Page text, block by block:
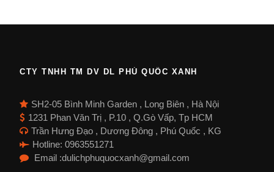
CTY TNHH TM DV DL PHÚ QUỐC XANH
SH2-05 Bình Minh Garden , Long Biên , Hà Nội
1231 Phan Văn Trị , P.10 , Q.Gò Vấp, Tp HCM
Trần Hưng Đạo , Dương Đông , Phú Quốc , KG
Hotline: 0963551271
Email :dulichphuquocxanh@gmail.com